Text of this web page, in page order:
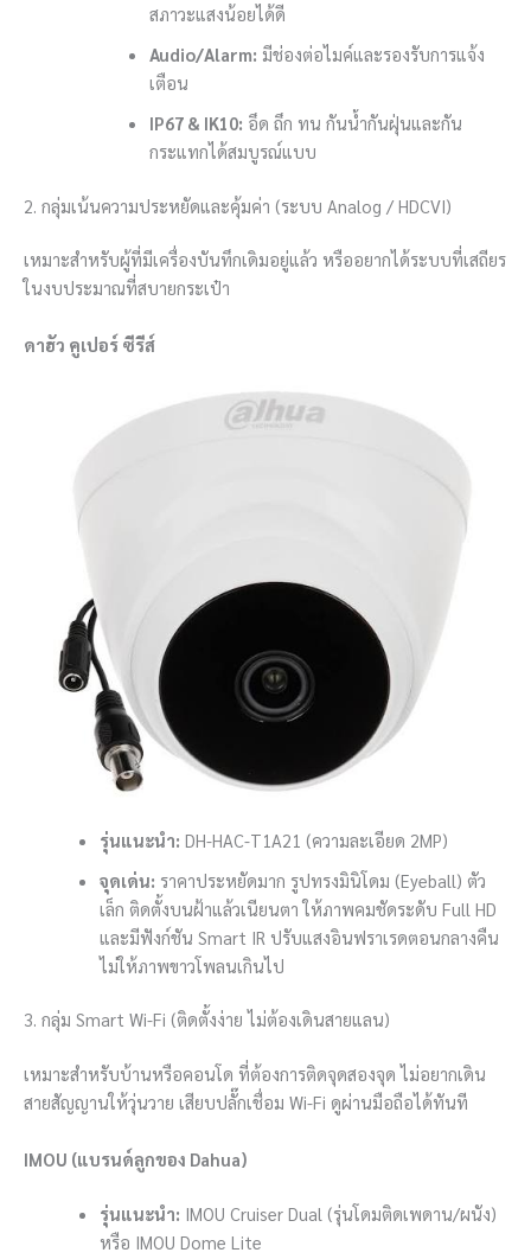
สภาวะแสงน้อยได้ดี
Audio/Alarm: มีช่องต่อไมค์และรองรับการแจ้ง
เตือน
IP67 & IK10: อึด ถึก ทน กันน้ำกันฝุ่นและกัน
กระแทกได้สมบูรณ์แบบ
2. กลุ่มเน้นความประหยัดและคุ้มค่า (ระบบ Analog / HDCVI)
เหมาะสำหรับผู้ที่มีเครื่องบันทึกเดิมอยู่แล้ว หรืออยากได้ระบบที่เสถียร
ในงบประมาณที่สบายกระเป๋า
ดาฮัว คูเปอร์ ซีรีส์
รุ่นแนะนำ: DH-HAC-T1A21 (ความละเอียด 2MP)
จุดเด่น: ราคาประหยัดมาก รูปทรงมินิโดม (Eyeball) ตัว
เล็ก ติดตั้งบนฝ้าแล้วเนียนตา ให้ภาพคมชัดระดับ Full HD
และมีฟังก์ชัน Smart IR ปรับแสงอินฟราเรดตอนกลางคืน
ไม่ให้ภาพขาวโพลนเกินไป
3. กลุ่ม Smart Wi-Fi (ติดตั้งง่าย ไม่ต้องเดินสายแลน)
เหมาะสำหรับบ้านหรือคอนโด ที่ต้องการติดจุดสองจุด ไม่อยากเดิน
สายสัญญานให้วุ่นวาย เสียบปลั๊กเชื่อม Wi-Fi ดูผ่านมือถือได้ทันที
IMOU (แบรนด์ลูกของ Dahua)
รุ่นแนะนำ: IMOU Cruiser Dual (รุ่นโดมติดเพดาน/ผนัง)
หรือ IMOU Dome Lite